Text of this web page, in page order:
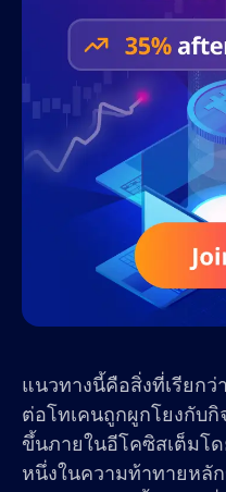
แนวทางนี้คือสิ่งที่เรียกว่
ต่อโทเคนถูกผูกโยงกับ
ขึ้นภายในอีโคซิสเต็มโ
หนึ่งในความท้าทายหลั